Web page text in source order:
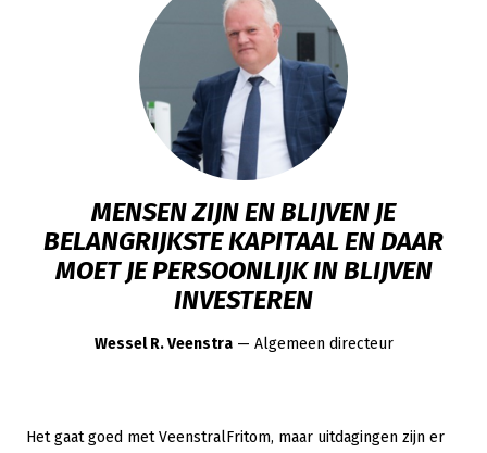
MENSEN ZIJN EN BLIJVEN JE
BELANGRIJKSTE KAPITAAL EN DAAR
MOET JE PERSOONLIJK IN BLIJVEN
INVESTEREN
Wessel R. Veenstra— Algemeen directeur
Het gaat goed met VeenstralFritom, maar uitdagingen zijn er